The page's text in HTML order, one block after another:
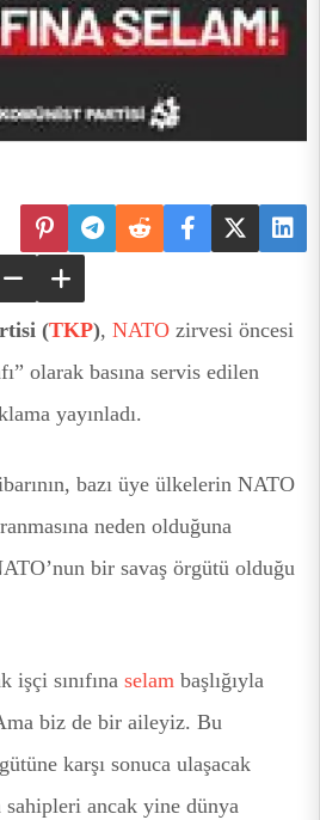
(TKP), NATO zirvesi öncesi
olarak basına servis edilen
yayınladı.
bazı üye ülkelerin NATO
neden olduğuna
bir savaş örgütü olduğu
işçi sınıfına selam başlığıyla
biz de bir aileyiz. Bu
karşı sonuca ulaşacak
ancak yine dünya